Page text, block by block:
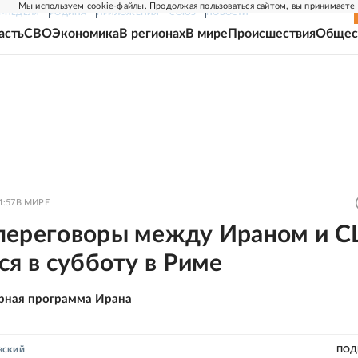
Мы используем cookie-файлы. Продолжая пользоваться сайтом, вы принимаете
НЕДЕЛЯ РОДИНА ПРИЛОЖЕНИЯ СОЮЗ НОВОСТИ
СВОЭкономикаВ регионахВ мире Происшествия
В МИРЕ
между Ираном и
в субботу в Риме
программа Ирана